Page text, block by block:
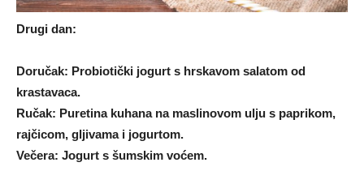
Drugi dan:
Doručak: Probiotički jogurt s hrskavom salatom od
krastavaca.
Ručak: Puretina kuhana na maslinovom ulju s paprikom,
rajčicom, gljivama i jogurtom.
Večera: Jogurt s šumskim voćem.